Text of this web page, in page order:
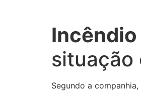
Incêndio
situação
Segundo a